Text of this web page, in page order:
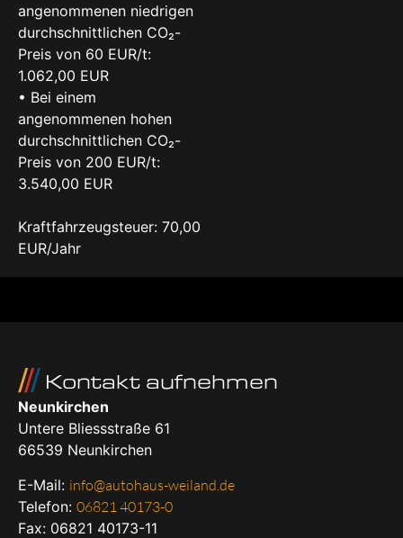
angenommenen niedrigen
durchschnittlichen CO₂-
Preis von 60 EUR/t:
1.062,00 EUR
• Bei einem
angenommenen hohen
durchschnittlichen CO₂-
Preis von 200 EUR/t:
3.540,00 EUR
Kraftfahrzeugsteuer: 70,00
EUR/Jahr
Kontakt aufnehmen
Neunkirchen
Untere Bliessstraße 61
66539 Neunkirchen
E-Mail: info@autohaus-weiland.de
Telefon: 06821 40173-0
Fax: 06821 40173-11